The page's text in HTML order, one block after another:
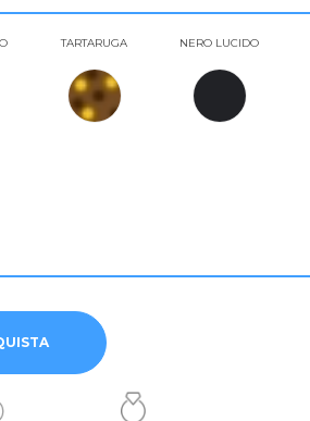
TARTARUGA NERO LUCIDO